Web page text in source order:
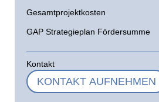
Gesamtprojektkosten
GAP Strategieplan Fördersumme
Kontakt
KONTAKT AUFNEHMEN